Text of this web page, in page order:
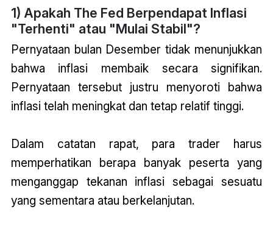
1) Apakah The Fed Berpendapat Inflasi
"Terhenti" atau "Mulai Stabil"?
Pernyataan bulan Desember tidak menunjukkan
bahwa inflasi membaik secara signifikan.
Pernyataan tersebut justru menyoroti bahwa
inflasi telah meningkat dan tetap relatif tinggi.
Dalam catatan rapat, para trader harus
memperhatikan berapa banyak peserta yang
menganggap tekanan inflasi sebagai sesuatu
yang sementara atau berkelanjutan.